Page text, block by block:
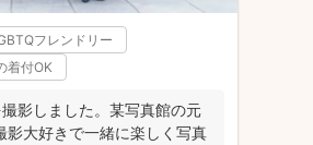
フレンドリー
着付OK
影しました。某写真館の元
影大好きで一緒に楽しく写真